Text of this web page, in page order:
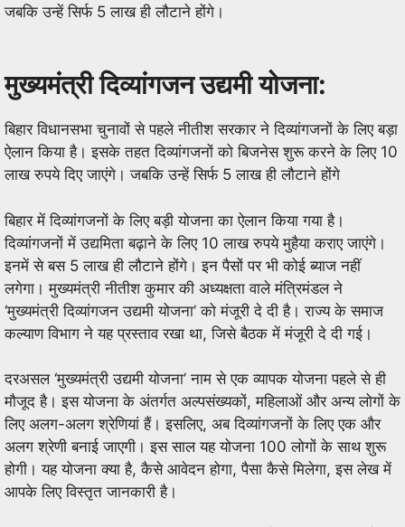
Adhar Card… अजमेर एवं मदनगंज प्रधान डाकघर में हर रविवार को
आधार सेवाओं का संचालन
जबक‍ि उन्‍हें स‍िर्फ 5 लाख ही लौटाने होंगे।
मुख्‍यमंत्री द‍िव्‍यांगजन उद्यमी योजना:
ब‍िहार व‍िधानसभा चुनावों से पहले नीतीश सरकार ने द‍िव्‍यांगजनों के ल‍िए बड़ा
ऐलान क‍िया है। इसके तहत द‍िव्‍यांगजनों को ब‍िजनेस शुरू करने के ल‍िए 10
लाख रुपये द‍िए जाएंगे। जबक‍ि उन्‍हें स‍िर्फ 5 लाख ही लौटाने होंगे
बिहार में दिव्यांगजनों के लिए बड़ी योजना का ऐलान किया गया है।
दिव्यांगजनों में उद्यमिता बढ़ाने के लिए 10 लाख रुपये मुहैया कराए जाएंगे।
इनमें से बस 5 लाख ही लौटाने होंगे। इन पैसों पर भी कोई ब्याज नहीं
लगेगा। मुख्यमंत्री नीतीश कुमार की अध्यक्षता वाले मंत्रिमंडल ने
‘मुख्यमंत्री दिव्यांगजन उद्यमी योजना’ को मंजूरी दे दी है। राज्य के समाज
कल्याण विभाग ने यह प्रस्ताव रखा था, जिसे बैठक में मंजूरी दे दी गई।
दरअसल ‘मुख्यमंत्री उद्यमी योजना’ नाम से एक व्यापक योजना पहले से ही
मौजूद है। इस योजना के अंतर्गत अल्पसंख्यकों, महिलाओं और अन्य लोगों के
लिए अलग-अलग श्रेणियां हैं। इसलिए, अब दिव्यांगजनों के लिए एक और
अलग श्रेणी बनाई जाएगी। इस साल यह योजना 100 लोगों के साथ शुरू
होगी। यह योजना क्या है, कैसे आवेदन होगा, पैसा कैसे मिलेगा, इस लेख में
आपके लिए विस्तृत जानकारी है।